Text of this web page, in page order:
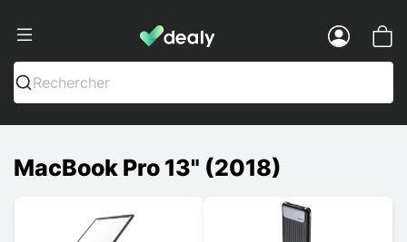
Dealy - Hüllen und Zubehör für
Rechercher
MacBook Pro 13" (2018)